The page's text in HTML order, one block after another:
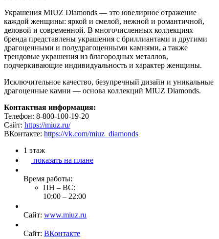
Украшения MIUZ Diamonds — это ювелирное отражение
каждой женщины: яркой и смелой, нежной и романтичной,
деловой и современной. В многочисленных коллекциях
бренда представлены украшения с бриллиантами и другими
драгоценными и полудрагоценными камнями, а также
трендовые украшения из благородных металлов,
подчеркивающие индивидуальность и характер женщины.
Исключительное качество, безупречный дизайн и уникальные
драгоценные камни — основа коллекций MIUZ Diamonds.
Контактная информация:
Телефон: 8-800-100-19-20
Сайт: https://miuz.ru/
ВКонтакте: https://vk.com/miuz_diamonds
1 этаж
показать на плане
Время работы:
ПН – ВС:
10:00 – 22:00
Сайт: www.miuz.ru
Сайт: ВКонтакте